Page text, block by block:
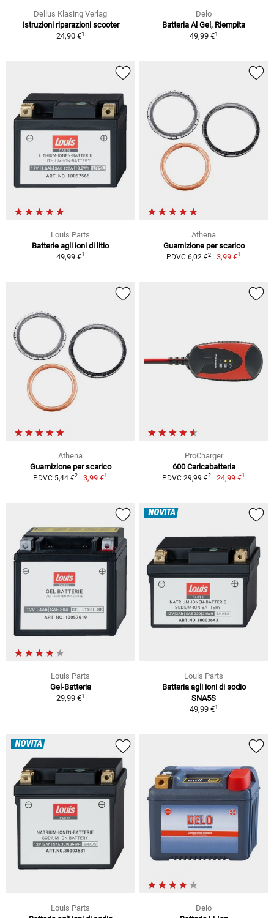
Delius Klasing Verlag
Istruzioni riparazioni scooter
24,90 €1
Delo
Batteria Al Gel, Riempita
49,99 €1
Louis Parts
Batterie agli ioni di litio
49,99 €1
Athena
Guarnizione per scarico
PDVC 6,02 €2 3,99 €1
Athena
Guarnizione per scarico
PDVC 5,44 €2 3,99 €1
ProCharger
600 Caricabatteria
PDVC 29,99 €2 24,99 €1
Louis Parts
Gel-Batteria
29,99 €1
NOVITÀ
Louis Parts
Batteria agli ioni di sodio
SNA5S
49,99 €1
NOVITÀ
Louis Parts
Delo